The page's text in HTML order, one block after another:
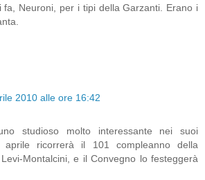
fa, Neuroni, per i tipi della Garzanti. Erano i
2010 alle ore 16:42
studioso molto interessante nei suoi
ricorrerà il 101 compleanno della
Montalcini, e il Convegno lo festeggerà